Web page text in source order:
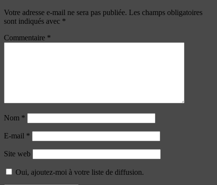
Votre adresse e-mail ne sera pas publiée. Les champs obligatoires
sont indiqués avec *
Commentaire *
Nom *
E-mail *
Site web
Oui, ajoutez-moi à votre liste de diffusion.